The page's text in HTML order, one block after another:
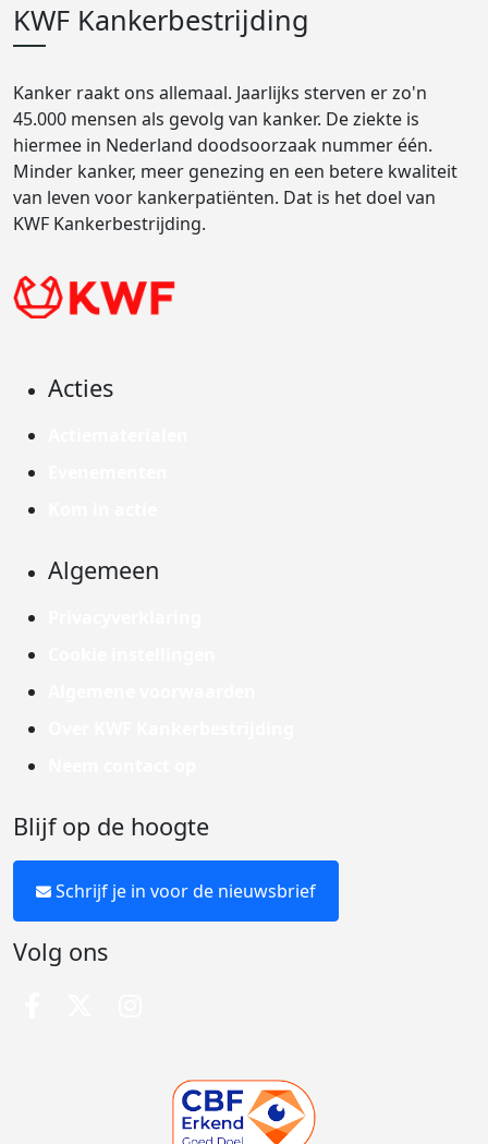
KWF Kankerbestrijding
Kanker raakt ons allemaal. Jaarlijks sterven er zo'n
45.000 mensen als gevolg van kanker. De ziekte is
hiermee in Nederland doodsoorzaak nummer één.
Minder kanker, meer genezing en een betere kwaliteit
van leven voor kankerpatiënten. Dat is het doel van
KWF Kankerbestrijding.
Acties
Algemeen
Blijf op de hoogte
Schrijf je in voor de nieuwsbrief
Volg ons